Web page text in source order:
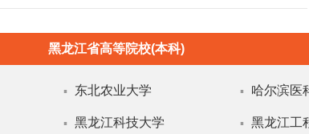
黑龙江省高等院校(本科)
▪ 东北农业大学 ▪ 哈尔滨医
▪ 黑龙江科技大学 ▪ 黑龙江工